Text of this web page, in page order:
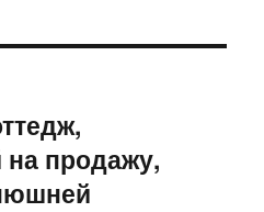
продажу,